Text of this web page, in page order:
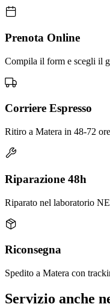
Prenota Online
Compila il form e scegli il
Corriere Espresso
Ritiro a Matera in 48-72 ore
Riparazione 48h
Riparato nel laboratorio
Riconsegna
Spedito a Matera con
Servizio anche